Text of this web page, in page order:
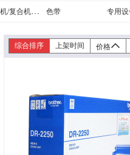
天威 格之格
复印机/复合机耗材 色带 专用
综合排序 上架时间 价格